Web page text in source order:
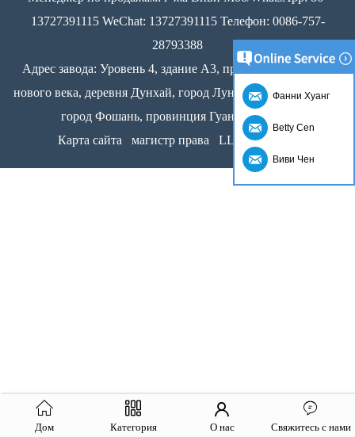
13727391115 WeChat: 13727391115 Телефон: 0086-757-
28793388
Адрес завода: Уровень 4, здание A3, промышленная зона
нового века, деревня Дунхай, город Лунцзян, район Шунде,
город Фошань, провинция Гуандун, Китай
Карта сайта
магистр права LLms Полный
Дом Категория О нас Свяжитесь с нами
Фанни Хуанг
Betty Cen
Виви Чен